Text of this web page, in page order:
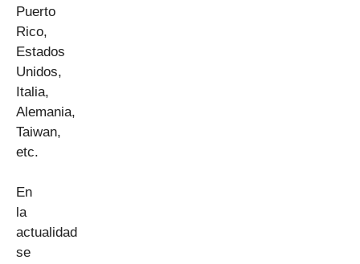
Puerto
Rico,
Estados
Unidos,
Italia,
Alemania,
Taiwan,
etc.
En
la
actualidad
se